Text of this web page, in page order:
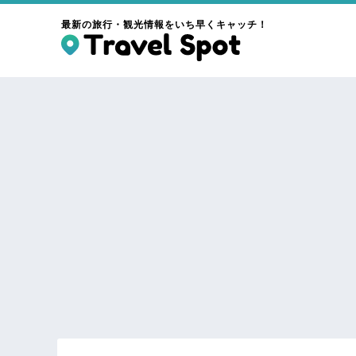
最新の旅行・観光情報をいち早くキャッチ！